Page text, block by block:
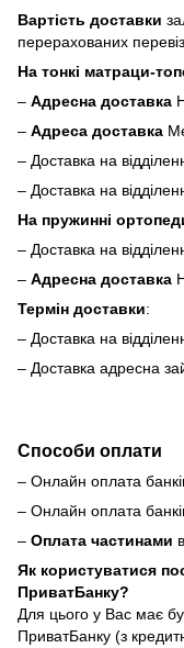
Вартість доставки
перерахованих
На тонкі матраци-
– Адресна доставка
– Адреса доставка
– Доставка на
– Доставка на
На пружинні
– Доставка на
– Адресна доставка
Термін доставки:
– Доставка на
– Доставка адресна
Способи оплати
– Онлайн оплата
– Онлайн оплата
– Оплата частинами
Як користуватися
ПриватБанку?
Для цього у Вас має
ПриватБанку (з